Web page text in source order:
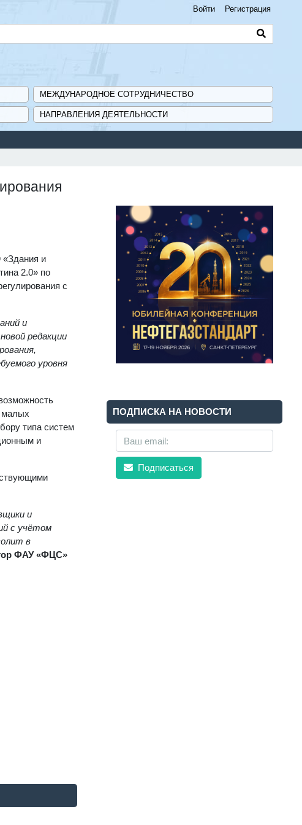
Войти Регистрация
МЕЖДУНАРОДНОЕ СОТРУДНИЧЕСТВО
НАПРАВЛЕНИЯ ДЕЯТЕЛЬНОСТИ
«Здания и
2.0» по
с
и
редакции
уровня
малых
типа систем
и
и
с учётом
в
ФАУ «ФЦС»
ПОДПИСКА НА НОВОСТИ
Подписаться